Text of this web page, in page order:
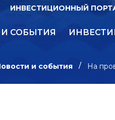
ИНВЕСТИЦИОННЫЙ
СОБЫТИЯ
и события На